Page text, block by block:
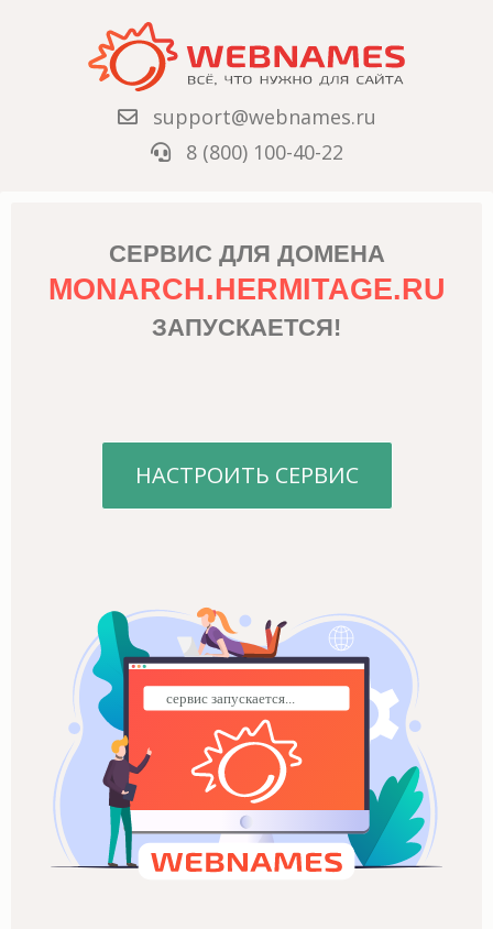
support@webnames.ru
8 (800) 100-40-22
СЕРВИС ДЛЯ ДОМЕНА
MONARCH.HERMITAGE.RU
ЗАПУСКАЕТСЯ!
НАСТРОИТЬ СЕРВИС
сервис запускается...